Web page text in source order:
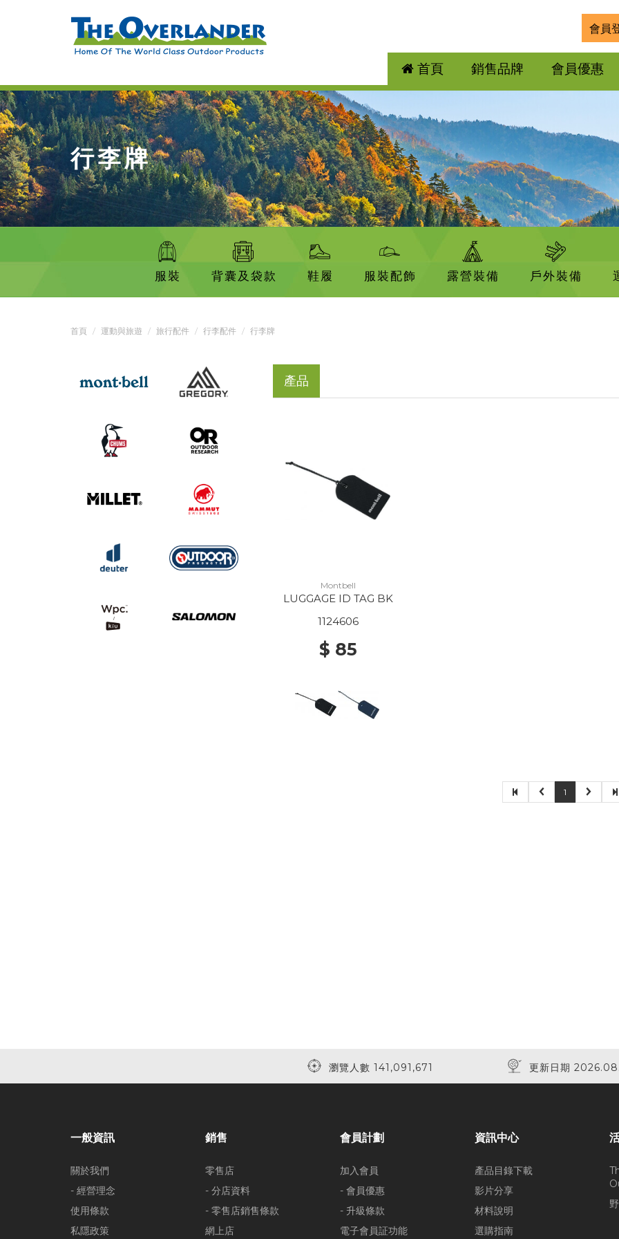
會員
首頁 銷售品牌 會員優惠
行李牌
服裝 背囊及袋款 鞋履 服裝配飾 露營裝備 戶外裝備
首頁 運動與旅遊 旅行配件 行李配件 行李牌
產品
Montbell
LUGGAGE ID TAG BK
1124606
$ 85
1
瀏覽人數 141,091,671 更新日期
一般資訊
關於我們
- 經營理念
使用條款
私隱政策
銷售
零售店
- 分店資料
- 零售店銷售條款
網上店
會員計劃
加入會員
- 會員優惠
- 升級條款
電子會員証功能
資訊中心
產品目錄下載
影片分享
材料說明
選購指南